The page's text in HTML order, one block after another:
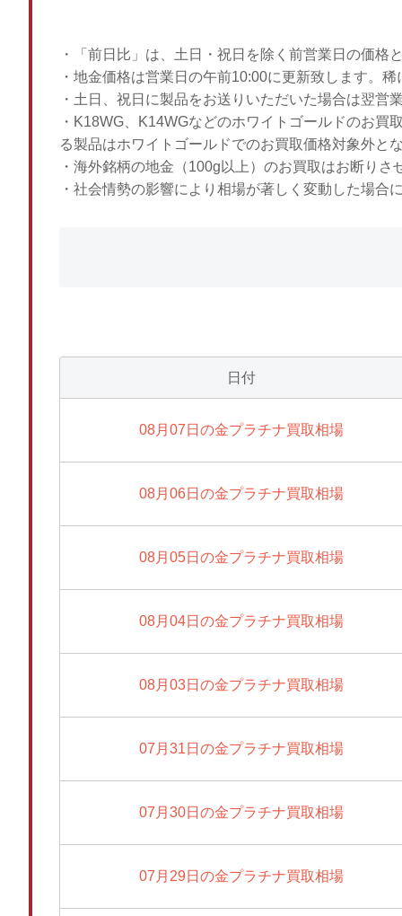
・「前日比」は、土日・祝日を除く前営業日の価格
・地金価格は営業日の午前10:00に更新致します。
・土日、祝日に製品をお送りいただいた場合は翌営
・K18WG、K14WGなどのホワイトゴールドのお
る製品はホワイトゴールドでのお買取価格対象外とな
・海外銘柄の地金（100g以上）のお買取はお断りさ
・社会情勢の影響により相場が著しく変動した場合
日付
08月07日の金プラチナ買取相場
08月06日の金プラチナ買取相場
08月05日の金プラチナ買取相場
08月04日の金プラチナ買取相場
08月03日の金プラチナ買取相場
07月31日の金プラチナ買取相場
07月30日の金プラチナ買取相場
07月29日の金プラチナ買取相場